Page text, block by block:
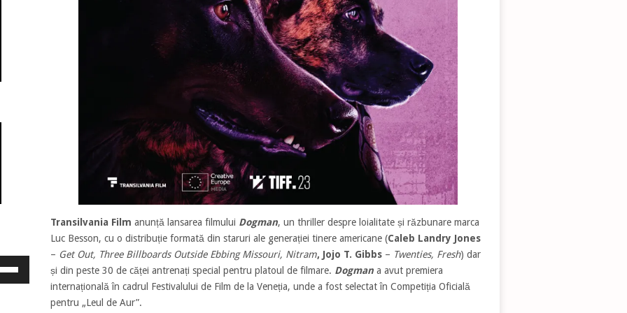
Transilvania Film anunță lansarea filmului Dogman, un thriller despre loialitate și răzbunare marca
Luc Besson, cu o distribuție formată din staruri ale generației tinere americane (Caleb Landry Jones
– Get Out, Three Billboards Outside Ebbing Missouri, Nitram, Jojo T. Gibbs – Twenties, Fresh) dar
și din peste 30 de căței antrenați special pentru platoul de filmare. Dogman a avut premiera
internațională în cadrul Festivalului de Film de la Veneția, unde a fost selectat în Competiția Oficială
pentru „Leul de Aur”.